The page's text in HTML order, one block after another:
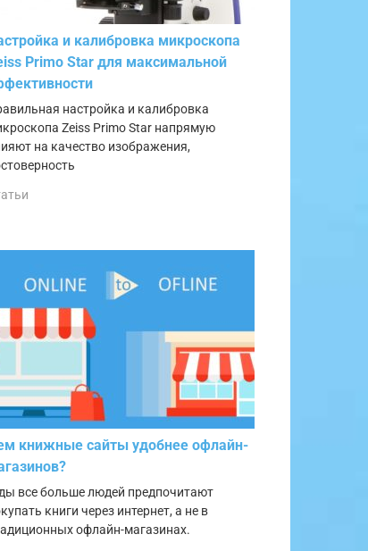
и калибровка микроскопа
Primo Star для максимальной
настройка и калибровка
Zeiss Primo Star напрямую
на качество изображения,
книжные сайты удобнее офлайн-
все больше людей предпочитают
книги через интернет, а не в
офлайн-магазинах.